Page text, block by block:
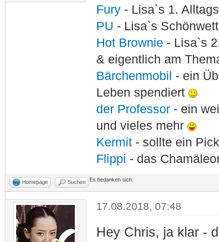
Fury - Lisa`s 1.
PU - Lisa`s
Hot Brownie - Lisa`s
& eigentlich am
Bärchenmobil - ein
Leben spendiert
der Professor - ein
und vieles mehr
Kermit- sollte ein
Flippi - das
Homepage Suchen Es bedanken sich:
17.08.2018, 07:48
Hey Chris, ja klar -